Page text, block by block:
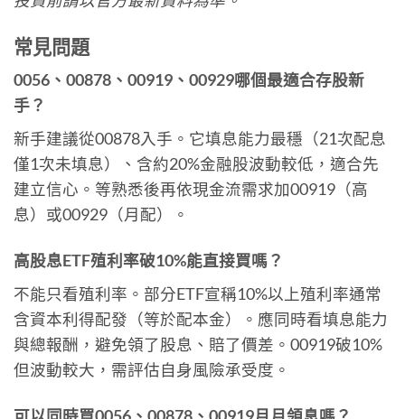
常見問題
0056、00878、00919、00929哪個最適合存股新
手？
新手建議從00878入手。它填息能力最穩（21次配息
僅1次未填息）、含約20%金融股波動較低，適合先
建立信心。等熟悉後再依現金流需求加00919（高
息）或00929（月配）。
高股息ETF殖利率破10%能直接買嗎？
不能只看殖利率。部分ETF宣稱10%以上殖利率通常
含資本利得配發（等於配本金）。應同時看填息能力
與總報酬，避免領了股息、賠了價差。00919破10%
但波動較大，需評估自身風險承受度。